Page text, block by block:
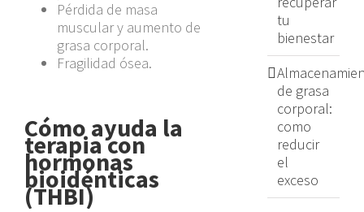
Pérdida de masa
muscular y aumento de
grasa corporal.
Fragilidad ósea.
Cómo ayuda la
terapia con
hormonas
bioidénticas
(THBI)
tu
bienestar
de grasa
corporal:
como
reducir
el
exceso